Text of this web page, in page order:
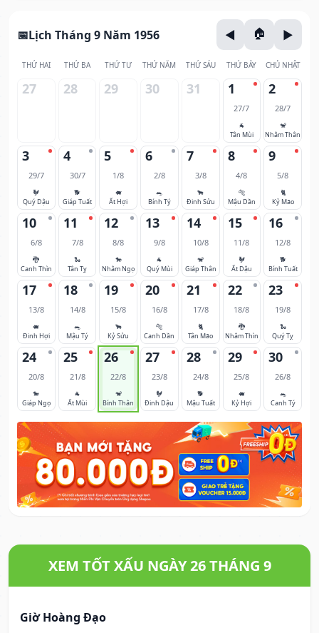
Lịch Tháng 9 Năm 1956
THỨ HAI THỨ BA THỨ TƯ THỨ NĂM THỨ SÁU THỨ BẢY CHỦ NHẬT
27 28 29 30 31 1
27/7
🐐
Tân Mùi
2
28/7
🐒
Nhâm Thân
3
29/7
🐓
Quý Dậu
4
30/7
🐕
Giáp Tuất
5
1/8
🐖
Ất Hợi
6
2/8
🐀
Bính Tý
7
3/8
🐂
Đinh Sửu
8
4/8
🐅
Mậu Dần
9
5/8
🐈
Kỷ Mão
10
6/8
🐉
Canh Thìn
11
7/8
🐍
Tân Tỵ
12
8/8
🐎
Nhâm Ngọ
13
9/8
🐐
Quý Mùi
14
10/8
🐒
Giáp Thân
15
11/8
🐓
Ất Dậu
16
12/8
🐕
Bính Tuất
17
13/8
🐖
Đinh Hợi
18
14/8
🐀
Mậu Tý
19
15/8
🐂
Kỷ Sửu
20
16/8
🐅
Canh Dần
21
17/8
🐈
Tân Mão
22
18/8
🐉
Nhâm Thìn
23
19/8
🐍
Quý Tỵ
24
20/8
🐎
Giáp Ngọ
25
21/8
🐐
Ất Mùi
26
22/8
🐒
Bính Thân
27
23/8
🐓
Đinh Dậu
28
24/8
🐕
Mậu Tuất
29
25/8
🐖
Kỷ Hợi
30
26/8
🐀
Canh Tý
XEM TỐT XẤU NGÀY 26 THÁNG 9
Giờ Hoàng Đạo